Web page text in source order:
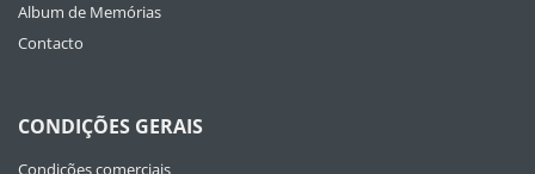
Album de Memórias
Contacto
CONDIÇÕES GERAIS
Condições comerciais